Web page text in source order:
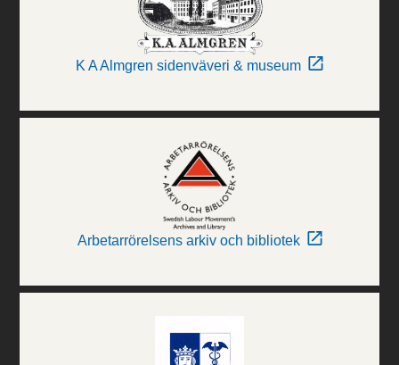
K A Almgren sidenväveri & museum
Arbetarrörelsens arkiv och bibliotek